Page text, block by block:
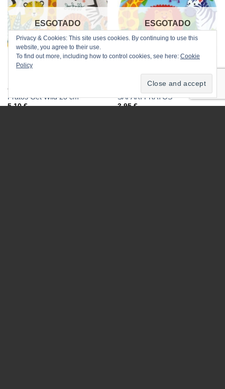
ESGOTADO
ANIMAIS SELVA
Pratos Get Wild 23 cm
5.10€
ESGOTADO
SAFARI PRATOS
3.95€
Privacy & Cookies: This site uses cookies. By continuing to use this
website, you agree to their use.
To find out more, including how to control cookies, see here: Cookie
Policy